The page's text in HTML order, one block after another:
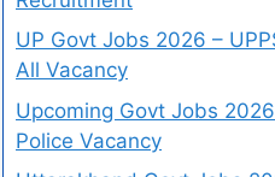
UP Govt Jobs 2026 –
All Vacancy
Upcoming Govt Jobs
Police Vacancy